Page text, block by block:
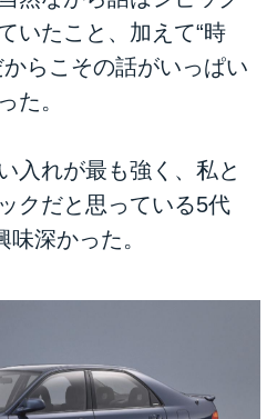
いたこと、加えて“時
らこその話がいっぱい
た。
入れが最も強く、私と
クだと思っている5代
味深かった。